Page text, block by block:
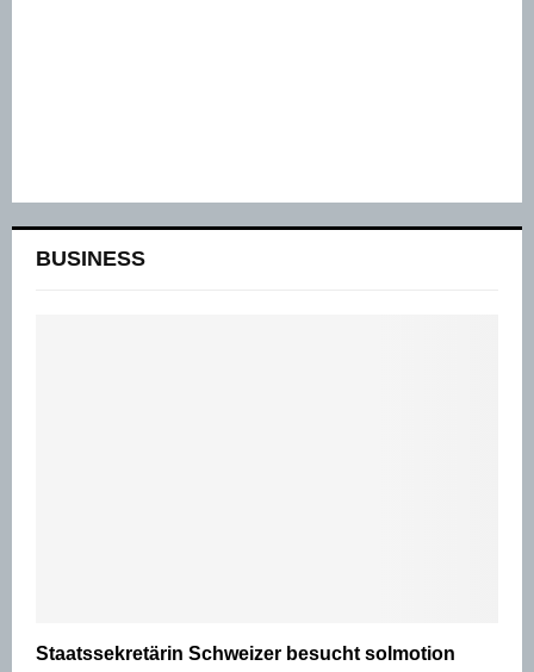
BUSINESS
Staatssekretärin Schweizer besucht solmotion